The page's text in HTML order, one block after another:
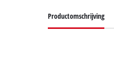
Productomschrijving